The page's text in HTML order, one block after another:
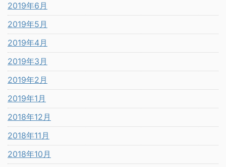
2019年6月
2019年5月
2019年4月
2019年3月
2019年2月
2019年1月
2018年12月
2018年11月
2018年10月